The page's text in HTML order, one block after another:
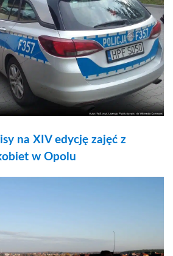
na XIV edycję zajęć z
w Opolu